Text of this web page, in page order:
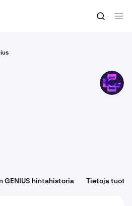
Osta GENIUS
GENIUS
GENIUS hintahistoria Tietoja